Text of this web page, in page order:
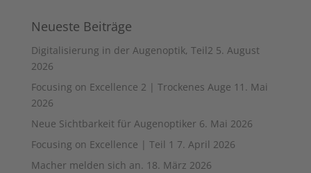
Neueste Beiträge
Digitalisierung in der Augenoptik, Teil2 5. August
2026
Focusing on Excellence 2 | Trockenes Auge 11. Mai
2026
Neue Sichtbarkeit für Augenoptiker 6. Mai 2026
Focusing on Excellence | Teil 1 7. April 2026
Macher melden sich an. 18. März 2026